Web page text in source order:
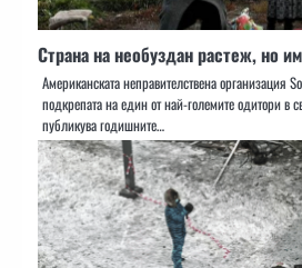
​​Страна на необуздан растеж, но
Американската неправителствена организация
подкрепата на един от най-големите одитори в
публикува годишните…